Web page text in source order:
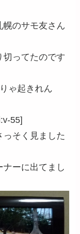
幌のサモ友さん
切ってたのです
ゃ起きれん
55]
そく見ました
ーに出てまし